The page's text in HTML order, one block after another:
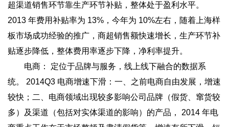
超渠道销售环节靠生产环节补贴，整体处于盈利水平。
2013 年费用补贴率为 13%，今年为 10%左右，随着上海样
板市场成功经验的推广，商超销售额快速增长，生产环节补
贴逐步降低，整体费用率逐步下降，净利率提升。
电商： 定位于品牌与服务，线上线下融合的数据系
统。 2014Q3 电商增速下滑：一、之前电商自由发展，增速
较快；二、电商领域出现较多影响公司品牌（假货、窜货较
多）及渠道（包括对实体渠道的影响）的产品， 2014 年电